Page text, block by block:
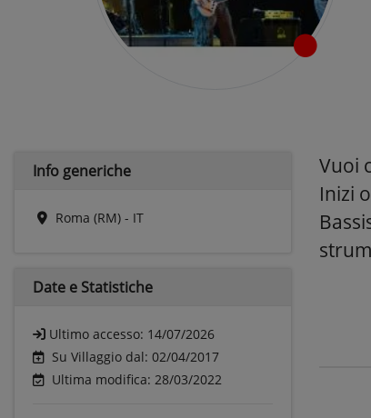
Info generiche
Roma (RM) - IT
Date e Statistiche
Ultimo accesso: 14/07/2026
Su Villaggio dal: 02/04/2017
Ultima modifica: 28/03/2022
Vuoi
Inizi